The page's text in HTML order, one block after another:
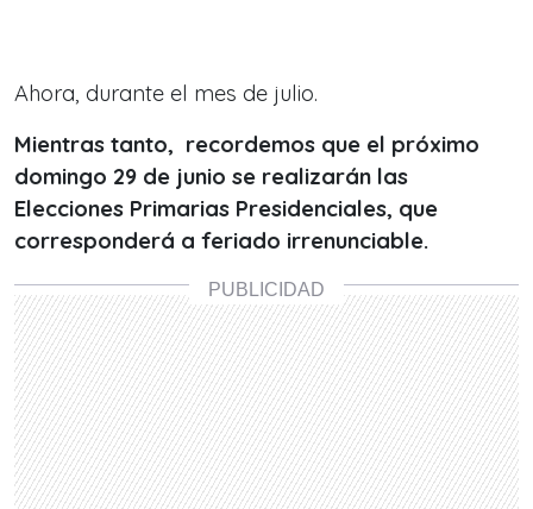
Ahora, durante el mes de julio.
Mientras tanto, recordemos que el próximo
domingo 29 de junio se realizarán las
Elecciones Primarias Presidenciales, que
corresponderá a feriado irrenunciable.